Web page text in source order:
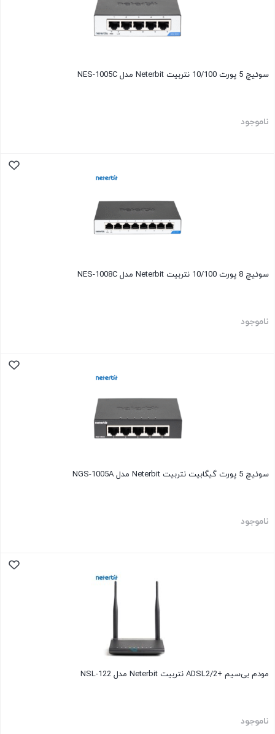
سوئیچ 5 پورت 10/100 نتربیت Neterbit مدل NES-1005C
ناموجود
سوئیچ 8 پورت 10/100 نتربیت Neterbit مدل NES-1008C
ناموجود
سوئیچ 5 پورت گیگابیت نتربیت Neterbit مدل NGS-1005A
ناموجود
مودم بی‌سیم +ADSL2/2 نتربیت Neterbit مدل NSL-122
ناموجود